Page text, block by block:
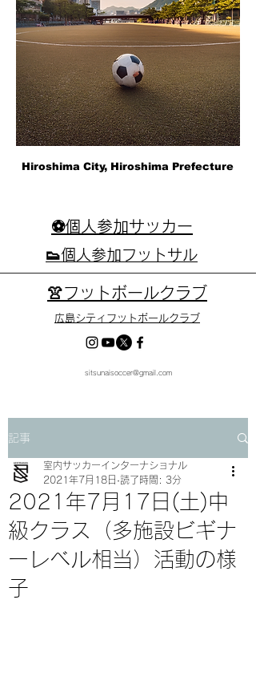
Hiroshima City, Hiroshima Prefecture
⚽個人参加サッカー
👟個人参加フットサル
👚フットボールクラブ
広島シティフットボールクラブ
sitsunaisoccer@gmail.com
記事
2021年7月17日(土)中
級クラス（多施設ビギナ
ーレベル相当）活動の様
子
室内サッカーインターナショナル
2021年7月18日 読了時間: 3分